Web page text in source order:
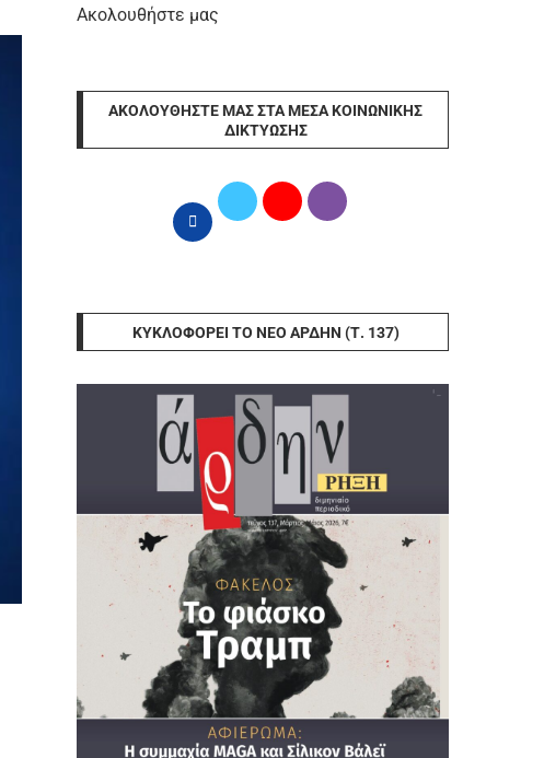
Ακολουθήστε μας
ΑΚΟΛΟΥΘΉΣΤΕ ΜΑΣ ΣΤΑ ΜΈΣΑ ΚΟΙΝΩΝΙΚΉΣ
ΔΙΚΤΎΩΣΗΣ
ΚΥΚΛΟΦΟΡΕΊ ΤΟ ΝΈΟ ΆΡΔΗΝ (Τ. 137)